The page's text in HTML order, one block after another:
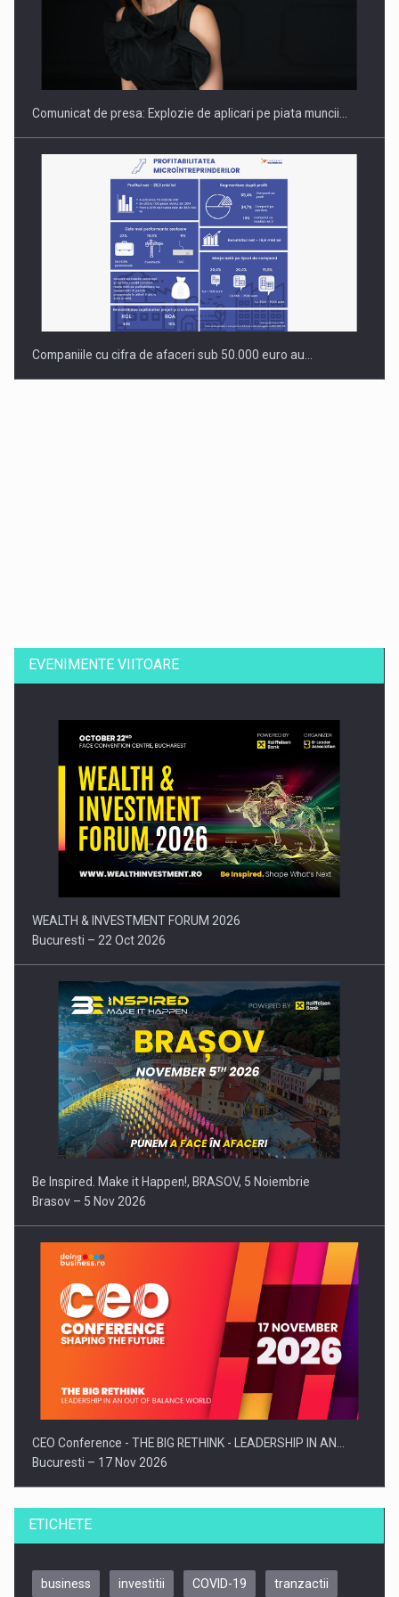
Fondul de investitii BoldMind si echipa de management a…
Comunicat de presa: Explozie de aplicari pe piata muncii…
Companiile cu cifra de afaceri sub 50.000 euro au…
Comunicat de presa: Joburile part-time reincep sa intre pe…
EVENIMENTE VIITOARE
WEALTH & INVESTMENT FORUM 2026
Bucuresti – 22 Oct 2026
Be Inspired. Make it Happen!, BRASOV, 5 Noiembrie
Brasov – 5 Nov 2026
CEO Conference - THE BIG RETHINK - LEADERSHIP IN AN…
Bucuresti – 17 Nov 2026
ETICHETE
business investitii COVID-19 tranzactii